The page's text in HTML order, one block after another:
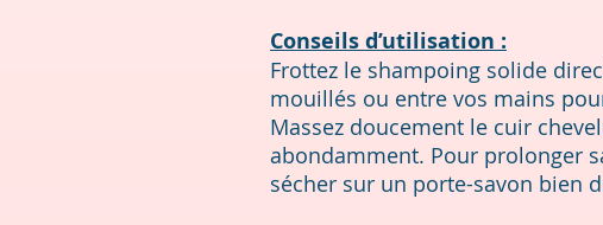
Conseils d’utilisation :
Frottez le shampoing solide
mouillés ou entre vos mains
Massez doucement le cuir
abondamment. Pour prolonger
sécher sur un porte-savon bien